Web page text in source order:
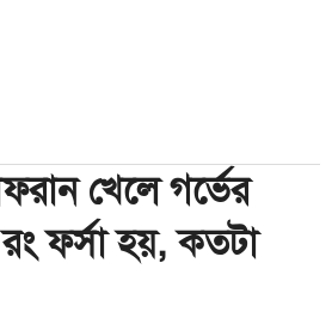
খেলে গর্ভের
রং ফর্সা হয়, কতটা